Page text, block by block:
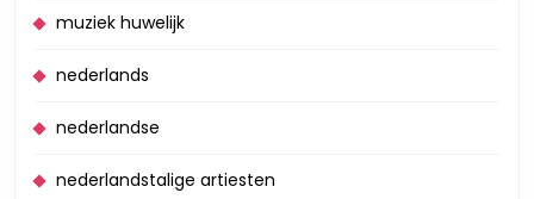
muziek huwelijk
nederlands
nederlandse
nederlandstalige artiesten